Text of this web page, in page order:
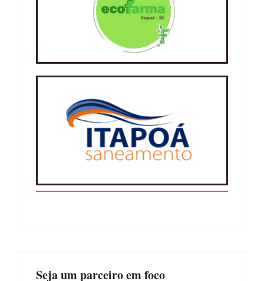
Seja um parceiro em foco